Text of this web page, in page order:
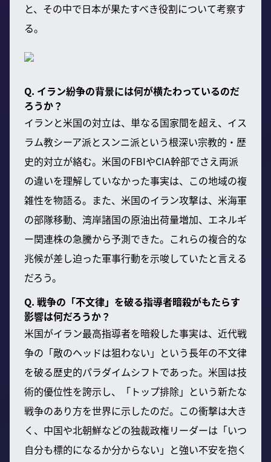
と、その中で日本が果たすべき役割について考察す
る。
Q. イラン紛争の背景には何が横たわっているのだ
ろうか？
イランと米国の対立は、単なる国家間を超え、イス
ラム教シーア派とスンニ派という根深い宗教的・歴
史的対立が絡む。米国のFBIやCIA幹部でさえ両派
の違いを理解していなかった事実は、この地域の複
雑性を物語る。また、米国のイラン攻撃は、米海軍
の部隊移動、湾岸諸国の原油出荷量増加、エネルギ
ー関連株の急騰から予測できた。これらの複合的な
兆候が差し迫った軍事行動を示唆していたと言える
だろう。
Q. 戦争の「不文律」を破る指導者暗殺がもたらす
影響は何だろうか？
米国がイラン最高指導者を暗殺した事実は、近代戦
争の「敵のヘッドは狙わない」という長年の不文律
を破る歴史的パラダイムシフトであった。米国は技
術的優位性を誇示し、「トップ排除」という新たな
戦争のあり方を世界に示したのだ。この衝撃は大き
く、中国や北朝鮮などの独裁政権リーダーは「いつ
自分も標的になるか分からない」と強い不安を抱く